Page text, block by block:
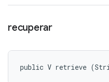
recuperar
public V retrieve